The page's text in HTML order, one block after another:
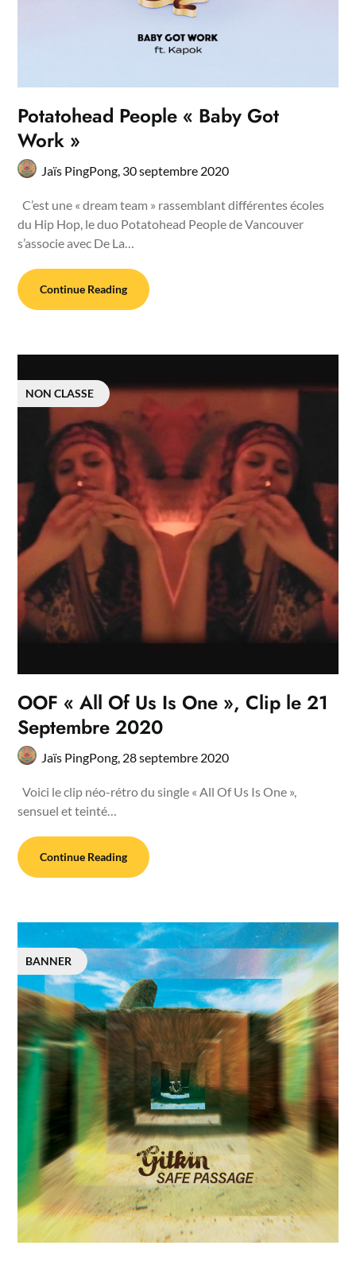
Potatohead People « Baby Got
Work »
Jaïs PingPong, 30 septembre 2020
C’est une « dream team » rassemblant différentes écoles
du Hip Hop, le duo Potatohead People de Vancouver
s’associe avec De La…
Continue Reading
NON CLASSE
OOF « All Of Us Is One », Clip le 21
Septembre 2020
Jaïs PingPong, 28 septembre 2020
Voici le clip néo-rétro du single « All Of Us Is One »,
sensuel et teinté…
Continue Reading
BANNER